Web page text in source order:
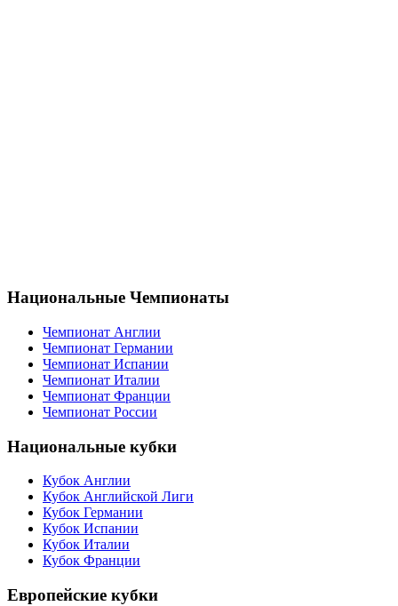
Национальные Чемпионаты
Чемпионат Англии
Чемпионат Германии
Чемпионат Испании
Чемпионат Италии
Чемпионат Франции
Чемпионат России
Национальные кубки
Кубок Англии
Кубок Английской Лиги
Кубок Германии
Кубок Испании
Кубок Италии
Кубок Франции
Европейские кубки